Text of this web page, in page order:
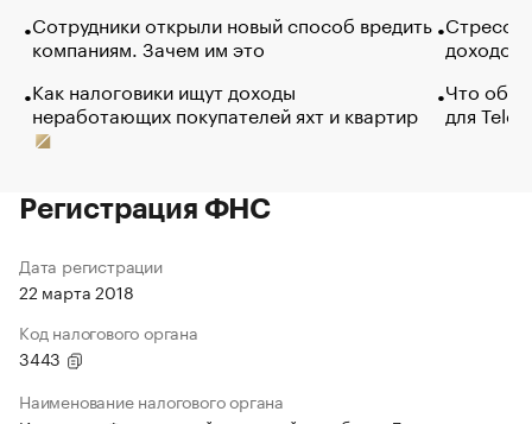
Сотрудники открыли новый способ вредить
компаниям. Зачем им это
Как налоговики ищут доходы
неработающих покупателей яхт и квартир
Стресс
доходов
Что
для
Регистрация ФНС
Дата регистрации
22 марта 2018
Код налогового органа
3443
Наименование налогового органа